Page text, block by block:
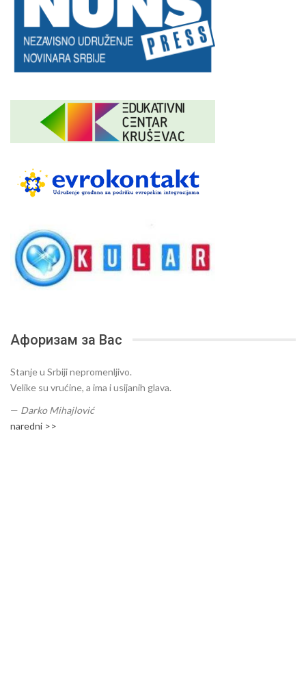
Афоризам за Вас
Stanje u Srbiji nepromenljivo.
Velike su vrućine, a ima i usijanih glava.
— Darko Mihajlović
naredni >>